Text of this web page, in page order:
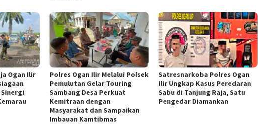
Ogan Ilir
Polres Ogan Ilir Melalui Polsek
Pemulutan Gelar Touring
Sambang Desa Perkuat
Kemitraan dengan
Masyarakat dan Sampaikan
Imbauan Kamtibmas
Satresnarkoba Polres Ogan
Ilir Ungkap Kasus Peredaran
Sabu di Tanjung Raja, Satu
Pengedar Diamankan